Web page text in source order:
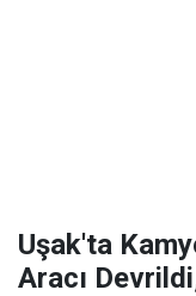
Uşak'ta
Aracı